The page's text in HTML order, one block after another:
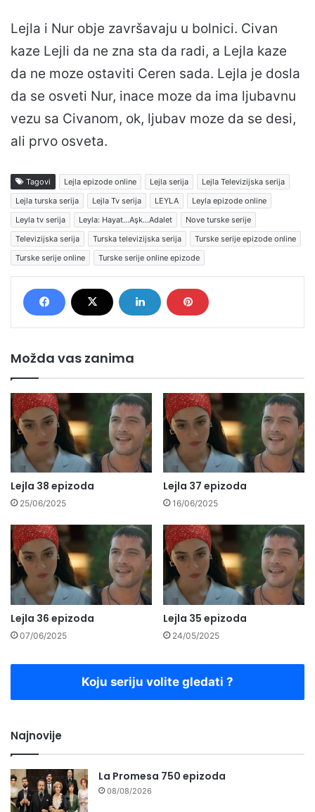
Lejla i Nur obje završavaju u bolnici. Civan
kaze Lejli da ne zna sta da radi, a Lejla kaze
da ne moze ostaviti Ceren sada. Lejla je dosla
da se osveti Nur, inace moze da ima ljubavnu
vezu sa Civanom, ok, ljubav moze da se desi,
ali prvo osveta.
Tagovi Lejla epizode online Lejla serija
Lejla Televizijska serija
Lejla turska serija
Lejla Tv serija LEYLA
Leyla epizode online
Leyla tv serija
Leyla: Hayat…Aşk…Adalet
Nove turske serije
Televizijska serija
Turska televizijska serija
Turske serije epizode online
Turske serije online
Turske serije online epizode
Možda vas zanima
Lejla 38 epizoda
25/06/2025
Lejla 37 epizoda
16/06/2025
Lejla 36 epizoda
07/06/2025
Lejla 35 epizoda
24/05/2025
Koju seriju volite gledati ?
Najnovije
La Promesa 750 epizoda
08/08/2026